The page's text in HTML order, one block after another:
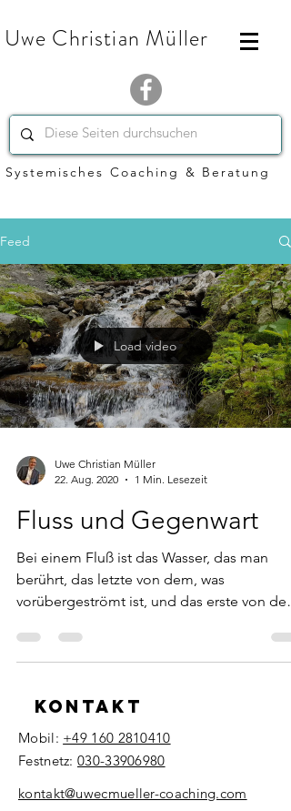
Uwe Christian Müller
Systemisches Coaching & Beratung
Feed
Load video
Uwe Christian Müller
22. Aug. 2020
1 Min. Lesezeit
Fluss und Gegenwart
Bei einem Fluß ist das Wasser, das man
berührt, das letzte von dem, was
vorübergeströmt ist, und das erste von
Kontakt
Mobil: +49 160 2810410
Festnetz: 030-33906980
​kontakt@uwecmueller-coaching.com